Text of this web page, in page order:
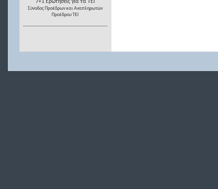
7+1 Ερωτήσεις για τα ΤΕΙ
Σύνοδος Προέδρων και Αναπληρωτών
Προέδρου ΤΕΙ